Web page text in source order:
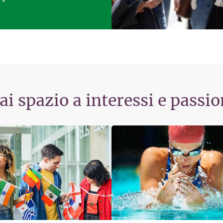
spazio a interessi e